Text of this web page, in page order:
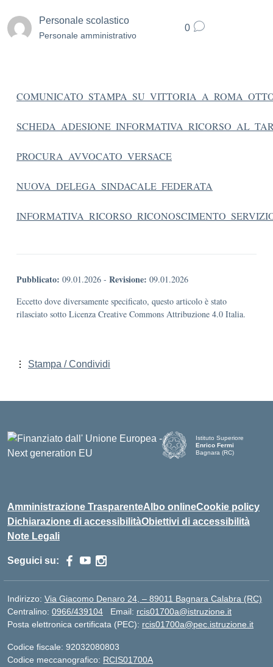
Personale scolastico
Personale amministrativo
0
PROCURA_AVVOCATO_VERSACE
NUOVA_DELEGA_SINDACALE_FEDERATA
Pubblicato: 09.01.2026 - Revisione: 09.01.2026
Eccetto dove diversamente specificato, questo articolo è stato
rilasciato sotto Licenza Creative Commons Attribuzione 4.0 Italia.
Stampa / Condividi
Istituto Superiore
Enrico Fermi
Bagnara (RC)
Amministrazione TrasparenteAlbo onlineCookie policy
Dichiarazione di accessibilitàObiettivi di accessibilità
Note Legali
Seguici su:
Indirizzo: Via Giacomo Denaro 24, – 89011 Bagnara Calabra (RC)
Centralino: 0966/439104 Email: rcis01700a@istruzione.it
Posta elettronica certificata (PEC): rcis01700a@pec.istruzione.it
Codice fiscale: 92032080803
Codice meccanografico: RCIS01700A